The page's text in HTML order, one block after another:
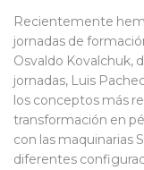
Recientemente
jornadas de
Osvaldo Kovalchuk,
jornadas, Luis
los conceptos más
transformación en
con las maquinarias
diferentes